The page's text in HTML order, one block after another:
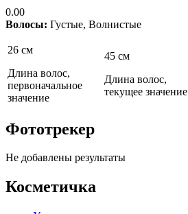
0.00
Волосы: Густые, Волнистые
26 см
Длина волос,
первоначальное
значение
45 см
Длина волос,
текущее значение
Фототрекер
Не добавлены результаты
Косметичка